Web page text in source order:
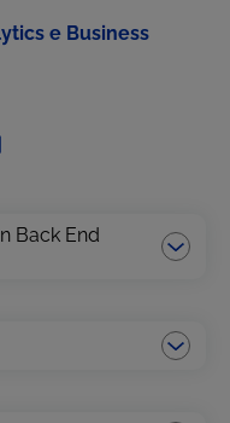
e Business
Back End